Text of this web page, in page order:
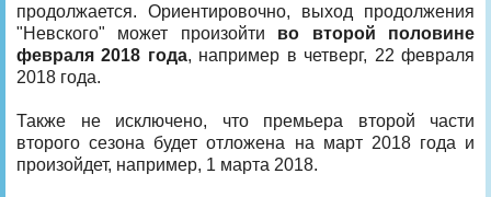
продолжается. Ориентировочно, выход продолжения
"Невского" может произойти во второй половине
февраля 2018 года, например в четверг, 22 февраля
2018 года.
Также не исключено, что премьера второй части
второго сезона будет отложена на март 2018 года и
произойдет, например, 1 марта 2018.